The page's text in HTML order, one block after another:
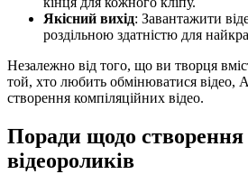
Якісний вихід: Завантажити
роздільною здатністю для
Незалежно від того, що ви творця
той, хто любить обмінюватися відео,
створення компіляційних відео.
Поради щодо створення
відеороликів